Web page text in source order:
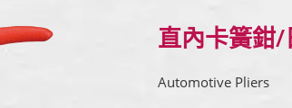
直內卡簧鉗/
Automotive Pliers